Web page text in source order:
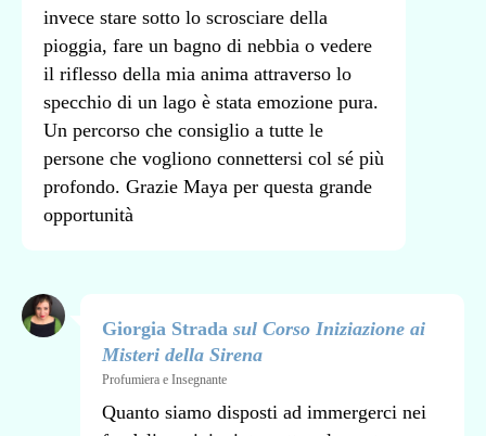
invece stare sotto lo scrosciare della
pioggia, fare un bagno di nebbia o vedere
il riflesso della mia anima attraverso lo
specchio di un lago è stata emozione pura.
Un percorso che consiglio a tutte le
persone che vogliono connettersi col sé più
profondo. Grazie Maya per questa grande
opportunità
Giorgia Strada sul Corso Iniziazione ai
Misteri della Sirena
Profumiera e Insegnante
Quanto siamo disposti ad immergerci nei